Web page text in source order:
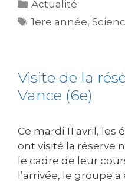
Actualité
1ere année,
Visite de la
Vance (6e)
Ce mardi 11 avril, les
ont visité la réserve
le cadre de leur
l’arrivée, le groupe